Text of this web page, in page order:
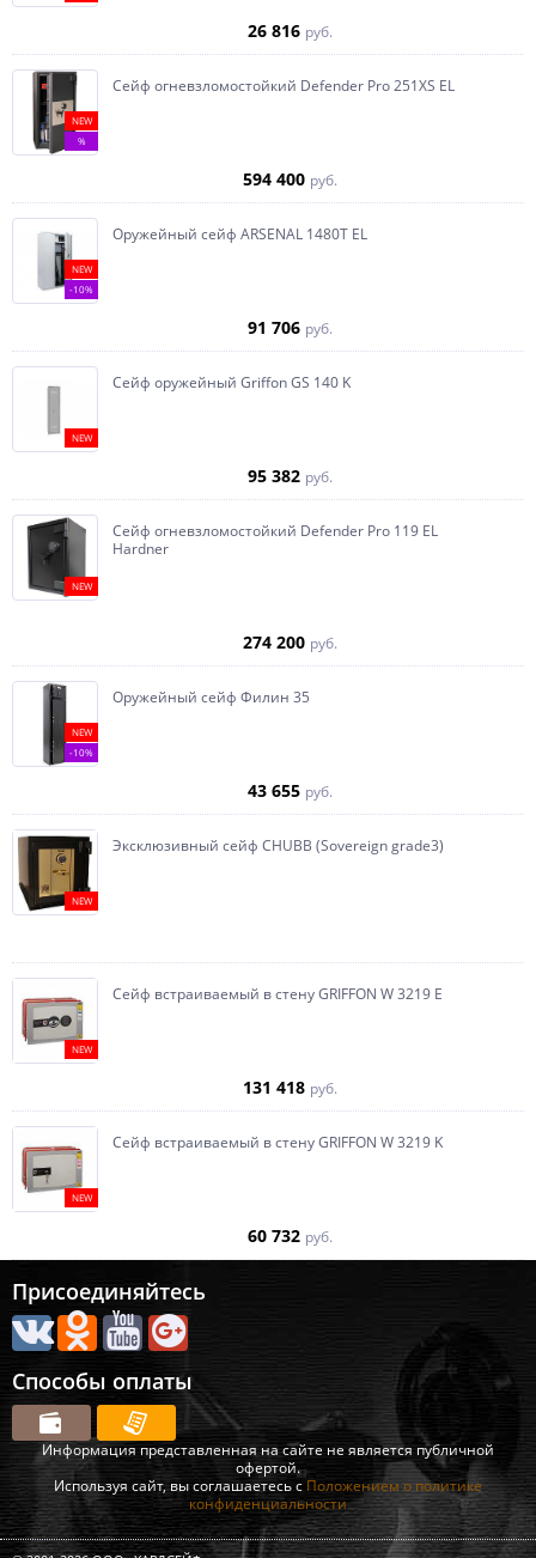
26 816 руб.
NEW
%
Сейф огневзломостойкий Defender Pro 251XS EL
594 400 руб.
NEW
-10%
Оружейный сейф ARSENAL 1480Т EL
91 706 руб.
NEW
Сейф оружейный Griffon GS 140 K
95 382 руб.
NEW
Сейф огневзломостойкий Defender Pro 119 EL
Hardner
274 200 руб.
NEW
-10%
Оружейный сейф Филин 35
43 655 руб.
NEW
Эксклюзивный сейф CHUBB (Sovereign grade3)
NEW
Сейф встраиваемый в стену GRIFFON W 3219 E
131 418 руб.
NEW
Сейф встраиваемый в стену GRIFFON W 3219 K
60 732 руб.
Присоединяйтесь
Способы оплаты
Информация представленная на сайте не является публичной
офертой.
Используя сайт, вы соглашаетесь с Положением о политике
конфиденциальности